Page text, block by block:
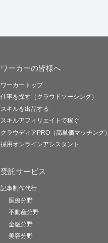
ワーカーの皆様へ
ワーカートップ
仕事を探す（クラウドソーシング）
スキルを出品する
スキルアフィリエイトで稼ぐ
クラウディアPRO（高単価マッチング）
採用オンラインアシスタント
受託サービス
記事制作代行
医療分野
不動産分野
金融分野
美容分野